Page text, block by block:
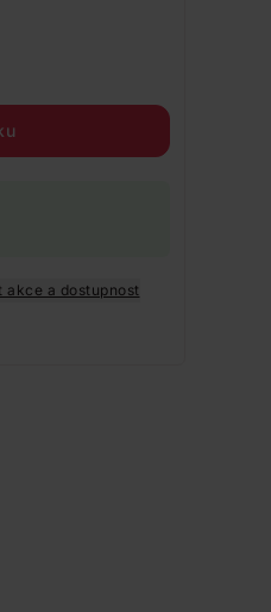
akce a dostupnost